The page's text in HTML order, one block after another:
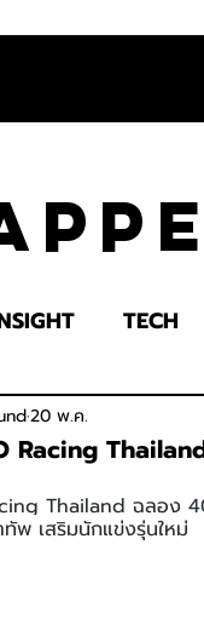
TECH
Racing
20 พ.ค.
Thailand ฉลอง
พ เสริมนักแข่งรุ่นใหม่